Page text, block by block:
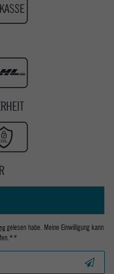
gelesen habe. Meine Einwilligung kann